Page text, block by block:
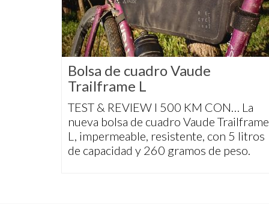
Bolsa de cuadro Vaude
Trailframe L
TEST & REVIEW I 500 KM CON… La
nueva bolsa de cuadro Vaude Trailframe
L, impermeable, resistente, con 5 litros
de capacidad y 260 gramos de peso.